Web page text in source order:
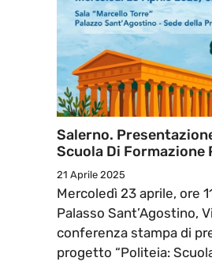
Salerno.
Scuola Di Formazione
21 Aprile 2025
Mercoledì 23 aprile, ore
Palasso Sant’Agostino,
conferenza stampa di
progetto “Politeia: